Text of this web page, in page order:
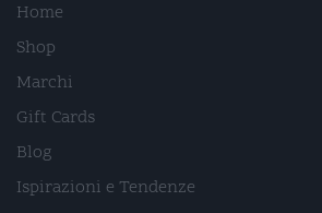
Home
Shop
Marchi
Gift Cards
Blog
Ispirazioni e Tendenze